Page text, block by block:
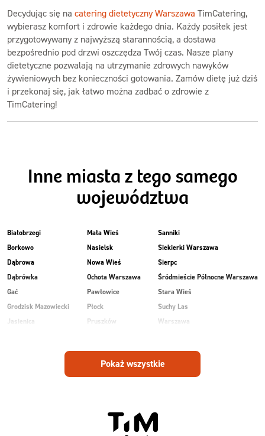
Decydując się na catering dietetyczny Warszawa TimCatering,
wybierasz komfort i zdrowie każdego dnia. Każdy posiłek jest
przygotowywany z najwyższą starannością, a dostawa
bezpośrednio pod drzwi oszczędza Twój czas. Nasze plany
dietetyczne pozwalają na utrzymanie zdrowych nawyków
żywieniowych bez konieczności gotowania. Zamów dietę już dziś
i przekonaj się, jak łatwo można zadbać o zdrowie z
TimCatering!
Inne miasta z tego samego
województwa
Białobrzegi
Borkowo
Dąbrowa
Dąbrówka
Gać
Grodzisk Mazowiecki
Jasienica
Mała Wieś
Nasielsk
Nowa Wieś
Ochota Warszawa
Pawłowice
Płock
Pruszków
Radom
Ruda
Sanniki
Siekierki Warszawa
Sierpc
Śródmieście Północne Warszawa
Stara Wieś
Suchy Las
Warszawa
Wesoła
Zalesie
Pokaż wszystkie